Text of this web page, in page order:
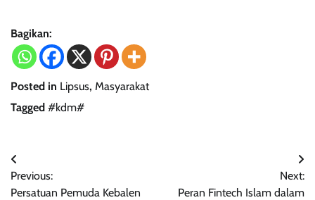
Bagikan:
Posted in Lipsus, Masyarakat
Tagged #kdm#
Navigasi
pos
Previous:
Persatuan Pemuda Kebalen
Next:
Peran Fintech Islam dalam